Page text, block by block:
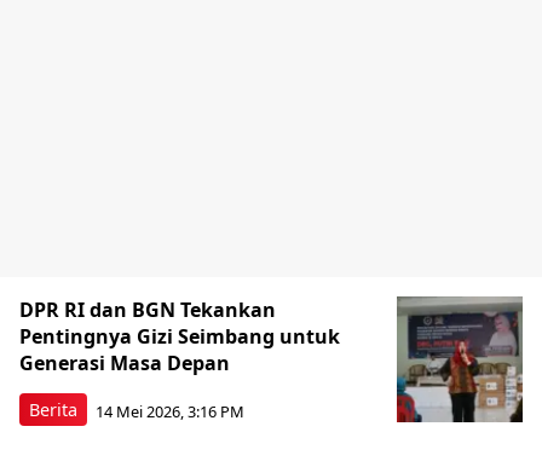
Berita
DPR RI dan BGN Tekankan
Pentingnya Gizi Seimbang untuk
Generasi Masa Depan
14 Mei 2026, 3:16 PM